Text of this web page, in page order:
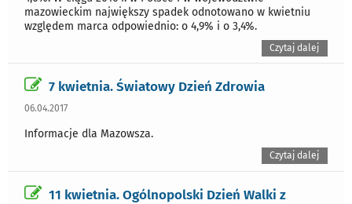
mazowieckim największy spadek odnotowano w kwietniu
względem marca odpowiednio: o 4,9% i o 3,4%.
Czytaj dalej
7 kwietnia. Światowy Dzień Zdrowia
06.04.2017
Informacje dla Mazowsza.
Czytaj dalej
11 kwietnia. Ogólnopolski Dzień Walki z